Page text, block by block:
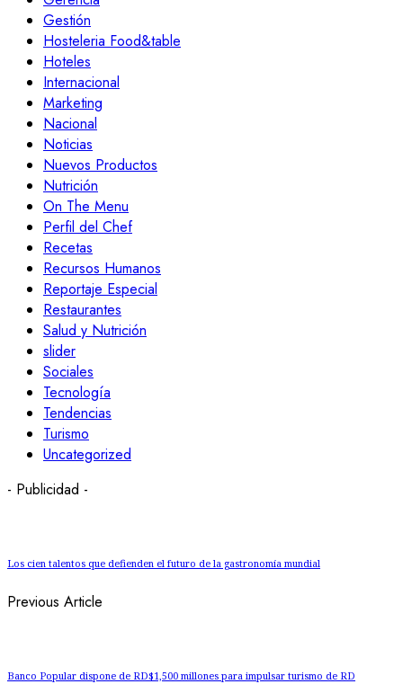
Gestión
Hosteleria Food&table
Hoteles
Internacional
Marketing
Nacional
Noticias
Nuevos Productos
Nutrición
On The Menu
Perfil del Chef
Recetas
Recursos Humanos
Reportaje Especial
Restaurantes
Salud y Nutrición
slider
Sociales
Tecnología
Tendencias
Turismo
Uncategorized
- Publicidad -
Los cien talentos que defienden el futuro de la gastronomía mundial
Previous Article
Banco Popular dispone de RD$1,500 millones para impulsar turismo de RD